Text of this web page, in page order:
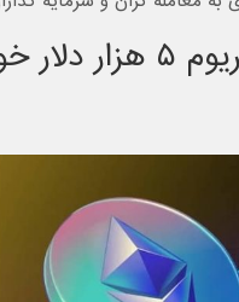
آیا قیمت اتریوم ۵ هزار